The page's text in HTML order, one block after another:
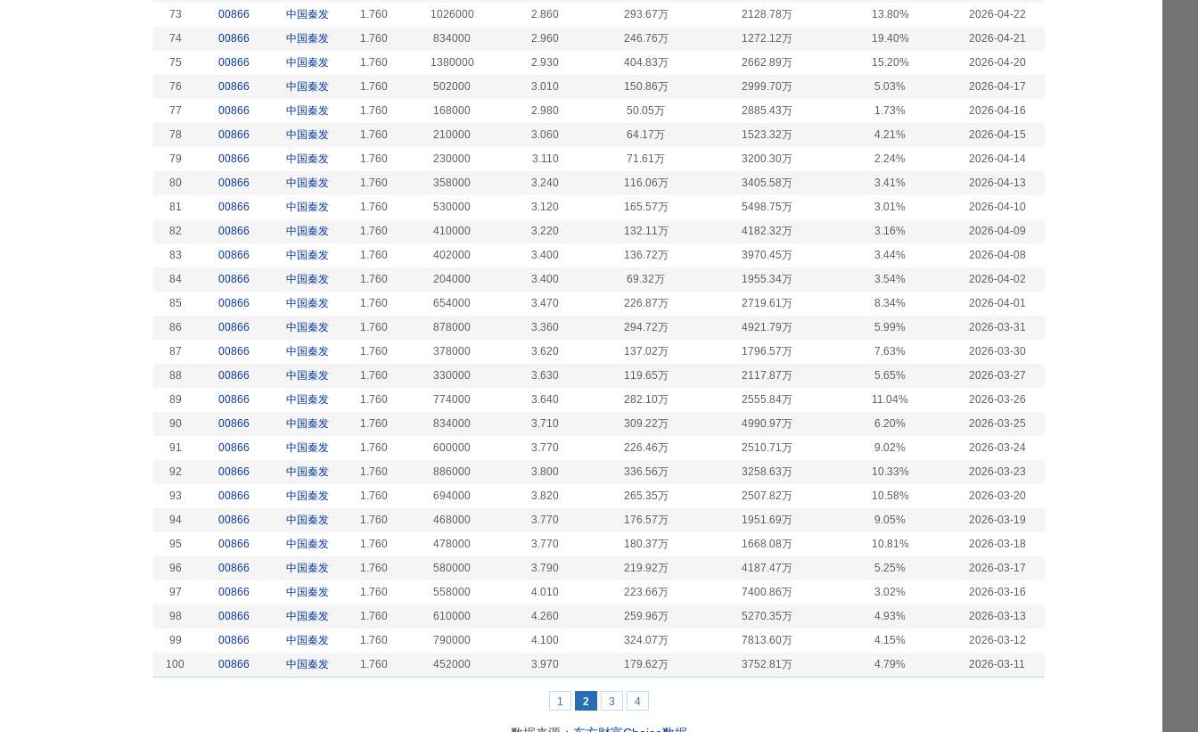
73
00866 中国秦发 1.760 1026000 2.860 293.67万 2128.78万 13.80%
2026-04-22
74
00866 中国秦发 1.760 834000 2.960 246.76万 1272.12万 19.40%
2026-04-21
75
00866 中国秦发 1.760 1380000 2.930 404.83万 2662.89万 15.20%
2026-04-20
76
00866 中国秦发 1.760 502000 3.010 150.86万 2999.70万 5.03%
2026-04-17
77
00866 中国秦发 1.760 168000 2.980 50.05万 2885.43万 1.73%
2026-04-16
78
00866 中国秦发 1.760 210000 3.060 64.17万 1523.32万 4.21%
2026-04-15
79
00866 中国秦发 1.760 230000 3.110 71.61万 3200.30万 2.24%
2026-04-14
80
00866 中国秦发 1.760 358000 3.240 116.06万 3405.58万 3.41%
2026-04-13
81
00866 中国秦发 1.760 530000 3.120 165.57万 5498.75万 3.01%
2026-04-10
82
00866 中国秦发 1.760 410000 3.220 132.11万 4182.32万 3.16%
2026-04-09
83
00866 中国秦发 1.760 402000 3.400 136.72万 3970.45万 3.44%
2026-04-08
84
00866 中国秦发 1.760 204000 3.400 69.32万 1955.34万 3.54%
2026-04-02
85
00866 中国秦发 1.760 654000 3.470 226.87万 2719.61万 8.34%
2026-04-01
86
00866 中国秦发 1.760 878000 3.360 294.72万 4921.79万 5.99%
2026-03-31
87
00866 中国秦发 1.760 378000 3.620 137.02万 1796.57万 7.63%
2026-03-30
88
00866 中国秦发 1.760 330000 3.630 119.65万 2117.87万 5.65%
2026-03-27
89
00866 中国秦发 1.760 774000 3.640 282.10万 2555.84万 11.04%
2026-03-26
90
00866 中国秦发 1.760 834000 3.710 309.22万 4990.97万 6.20%
2026-03-25
91
00866 中国秦发 1.760 600000 3.770 226.46万 2510.71万 9.02%
2026-03-24
92
00866 中国秦发 1.760 886000 3.800 336.56万 3258.63万 10.33%
2026-03-23
93
00866 中国秦发 1.760 694000 3.820 265.35万 2507.82万 10.58%
2026-03-20
94
00866 中国秦发 1.760 468000 3.770 176.57万 1951.69万 9.05%
2026-03-19
95
00866 中国秦发 1.760 478000 3.770 180.37万 1668.08万 10.81%
2026-03-18
96
00866 中国秦发 1.760 580000 3.790 219.92万 4187.47万 5.25%
2026-03-17
97
00866 中国秦发 1.760 558000 4.010 223.66万 7400.86万 3.02%
2026-03-16
98
00866 中国秦发 1.760 610000 4.260 259.96万 5270.35万 4.93%
2026-03-13
99
00866 中国秦发 1.760 790000 4.100 324.07万 7813.60万 4.15%
2026-03-12
100
00866 中国秦发 1.760 452000 3.970 179.62万 3752.81万 4.79% 2026-03-11
1 2 3 4